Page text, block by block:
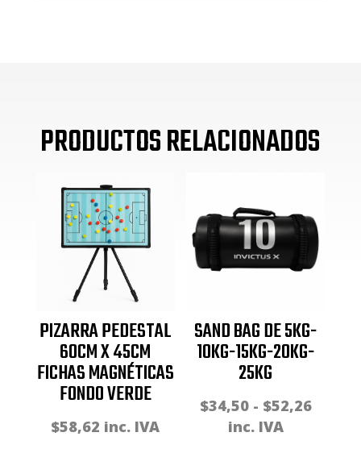
PRODUCTOS RELACIONADOS
PIZARRA PEDESTAL
60CM X 45CM
FICHAS MAGNÉTICAS
FONDO VERDE
$58,62 inc. IVA
SAND BAG DE 5KG-
10KG-15KG-20KG-
25KG
$34,50 - $52,26Rango
inc. IVA